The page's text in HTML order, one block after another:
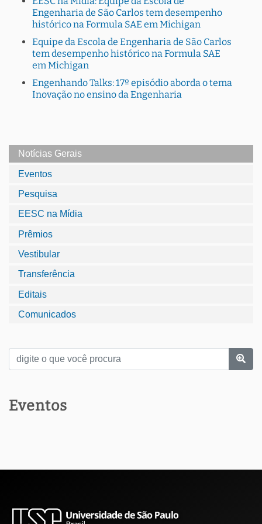
Engenharia de São Carlos tem desempenho
histórico na Formula SAE em Michigan
Equipe da Escola de Engenharia de São Carlos
tem desempenho histórico na Formula SAE
em Michigan
Engenhando Talks: 17º episódio aborda o tema
Inovação no ensino da Engenharia
Notícias Gerais
Eventos
Pesquisa
EESC na Mídia
Prêmios
Vestibular
Transferência
Editais
Comunicados
Eventos